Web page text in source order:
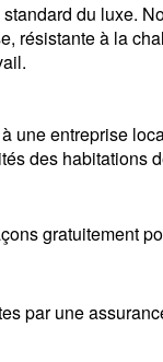
du luxe.
résistante à la
une entreprise
des habitations
gratuitement
par une